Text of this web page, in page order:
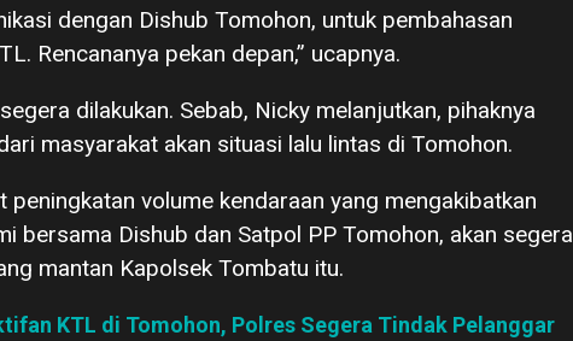
dengan Dishub Tomohon, untuk pembahasan
Rencananya pekan depan,” ucapnya.
dilakukan. Sebab, Nicky melanjutkan, pihaknya
masyarakat akan situasi lalu lintas di Tomohon.
peningkatan volume kendaraan yang mengakibatkan
bersama Dishub dan Satpol PP Tomohon, akan segera
mantan Kapolsek Tombatu itu.
KTL di Tomohon, Polres Segera Tindak Pelanggar